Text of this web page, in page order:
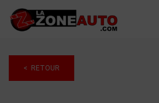
< RETOUR